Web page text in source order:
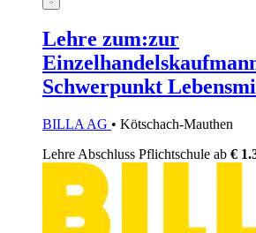
Lehre zum:zur
Schwerpunkt
BILLA AG • Kötschach-Mauthen
Lehre Abschluss Pflichtschule ab €